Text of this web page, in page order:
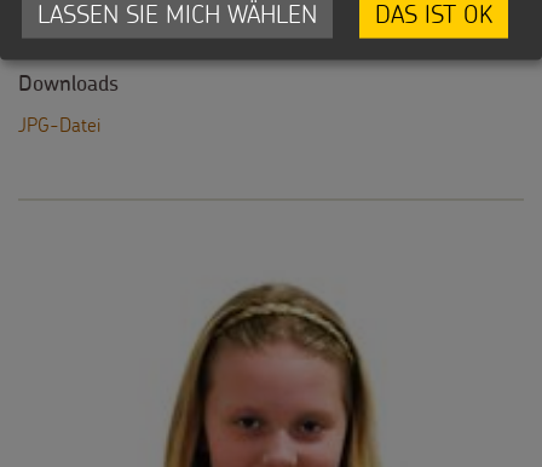
© Projektpartner / Kindermissionswerk
Downloads
JPG-Datei
LASSEN SIE MICH WÄHLEN DAS IST OK